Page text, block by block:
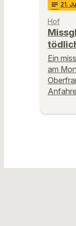
notes 21.
Hof
Ein
am